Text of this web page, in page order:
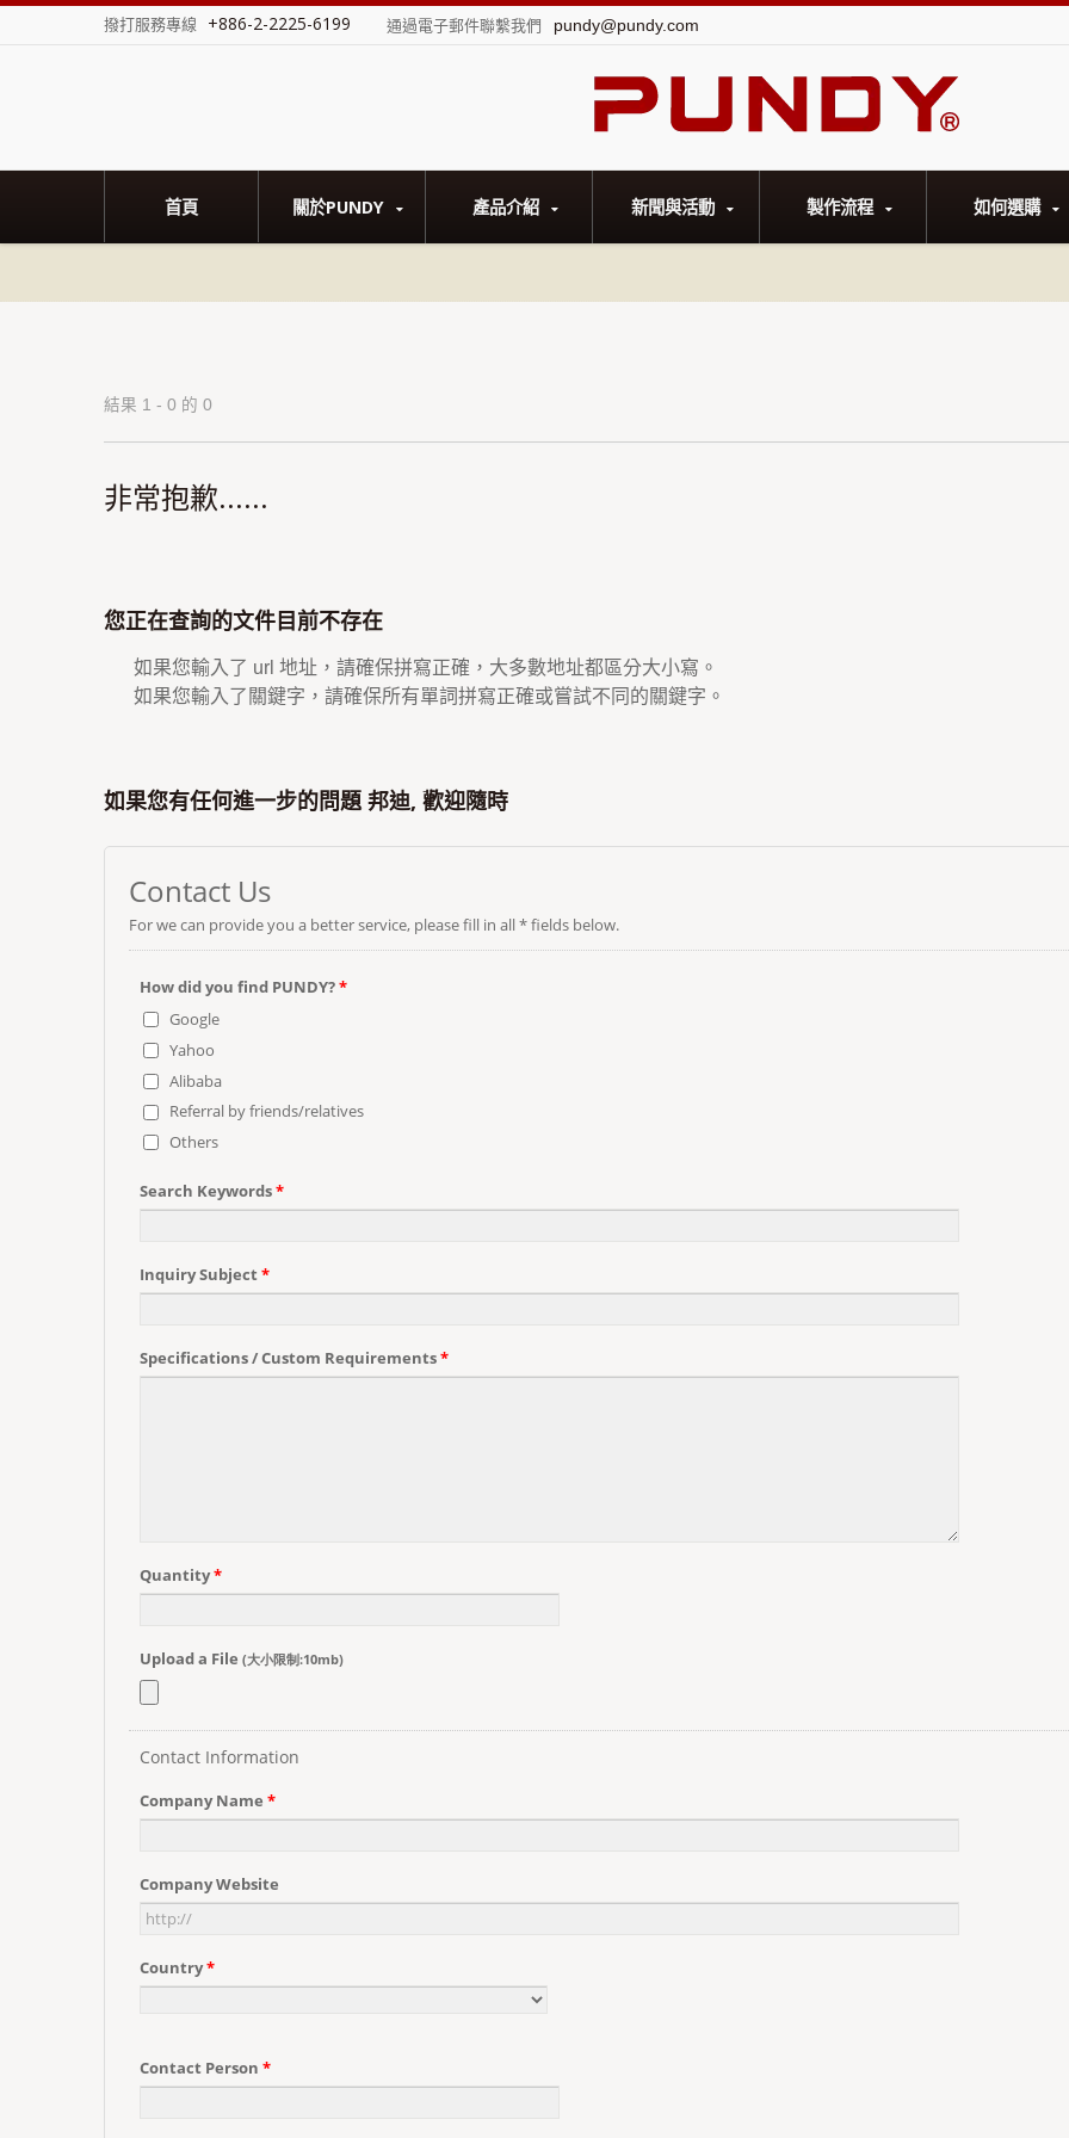
撥打服務專線 +886-2-2225-6199 通過電子郵件聯繫我們 pundy@pundy.com
首頁 關於PUNDY 產品介紹 新聞與活動 製作流程 如何選購
結果 1 - 0 的 0
非常抱歉......
您正在查詢的文件目前不存在
如果您輸入了 url 地址，請確保拼寫正確，大多數地址都區分大小寫。
如果您輸入了關鍵字，請確保所有單詞拼寫正確或嘗試不同的關鍵字。
如果您有任何進一步的問題 邦迪, 歡迎隨時